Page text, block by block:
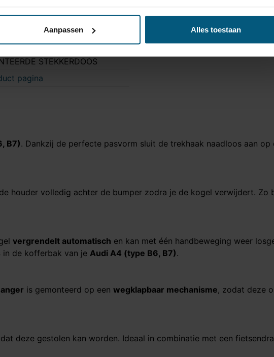
Aanpassen Alles toestaan
STEKKERDOOS
pagina
B7). Dankzij de perfecte pasvorm sluit de trekhaak naadloos aan op
houder volledig achter de bumper zodra je de kogel verwijdert. Zo
vergrendelt automatisch en kan met één handbeweging weer
in de kofferbak van je Audi A4 (type B6, B7).
is gemonteerd op een wegklapbaar mechanisme, zodat deze
deze gestolen kan worden. Ideaal in combinatie met een